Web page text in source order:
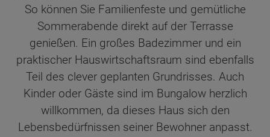
So können Sie Familienfeste und gemütliche
Sommerabende direkt auf der Terrasse
genießen. Ein großes Badezimmer und ein
praktischer Hauswirtschaftsraum sind ebenfalls
Teil des clever geplanten Grundrisses. Auch
Kinder oder Gäste sind im Bungalow herzlich
willkommen, da dieses Haus sich den
Lebensbedürfnissen seiner Bewohner anpasst.